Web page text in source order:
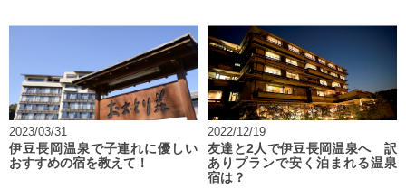
2023/03/31
伊豆長岡温泉で子連れに優しい
おすすめの宿を教えて！
2022/12/19
友達と2人で伊豆長岡温泉へ 訳
ありプランで安く泊まれる温泉
宿は？